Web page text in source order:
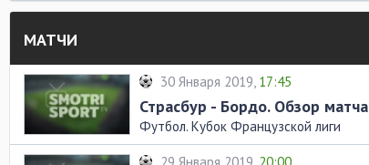
МАТЧИ
30 Января 2019, 17:45
Страсбур - Бордо. Обзор матча
Футбол. Кубок Французской лиги